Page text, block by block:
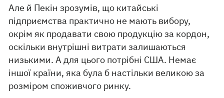
Але й Пекін зрозумів, що китайські
підприємства практично не мають вибору,
окрім як продавати свою продукцію за кордон,
оскільки внутрішні витрати залишаються
низькими. А для цього потрібні США. Немає
іншої країни, яка була б настільки великою за
розміром споживчого ринку.